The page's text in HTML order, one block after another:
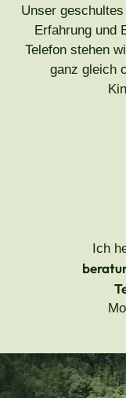
Unser
Erfahrung und
Telefon stehen
ganz gleich
Ich